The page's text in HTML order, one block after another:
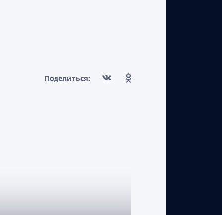
Поделиться: